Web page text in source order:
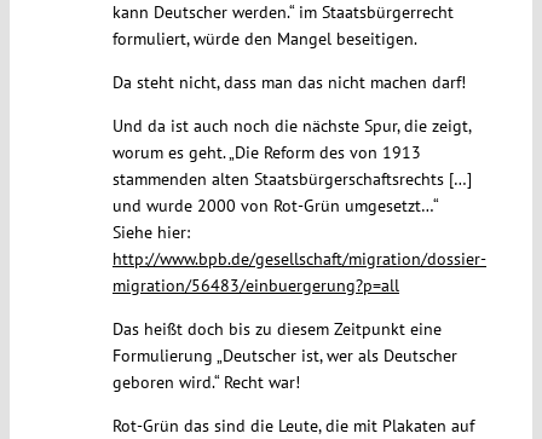
kann Deutscher werden.“ im Staatsbürgerrecht
formuliert, würde den Mangel beseitigen.
Da steht nicht, dass man das nicht machen darf!
Und da ist auch noch die nächste Spur, die zeigt,
worum es geht. „Die Reform des von 1913
stammenden alten Staatsbürgerschaftsrechts […]
und wurde 2000 von Rot-Grün umgesetzt…“
Siehe hier:
http://www.bpb.de/gesellschaft/migration/dossier-
migration/56483/einbuergerung?p=all
Das heißt doch bis zu diesem Zeitpunkt eine
Formulierung „Deutscher ist, wer als Deutscher
geboren wird.“ Recht war!
Rot-Grün das sind die Leute, die mit Plakaten auf